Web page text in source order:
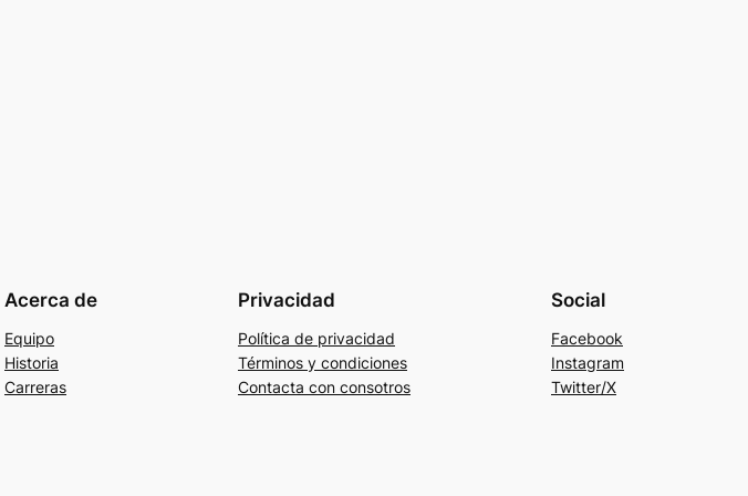
Acerca de
Equipo
Historia
Carreras
Privacidad
Política de privacidad
Términos y condiciones
Contacta con consotros
Social
Facebook
Instagram
Twitter/X